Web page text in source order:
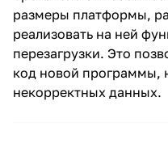
размеры платформы,
реализовать на ней
перезагрузки. Это
код новой программы,
некорректных данных.